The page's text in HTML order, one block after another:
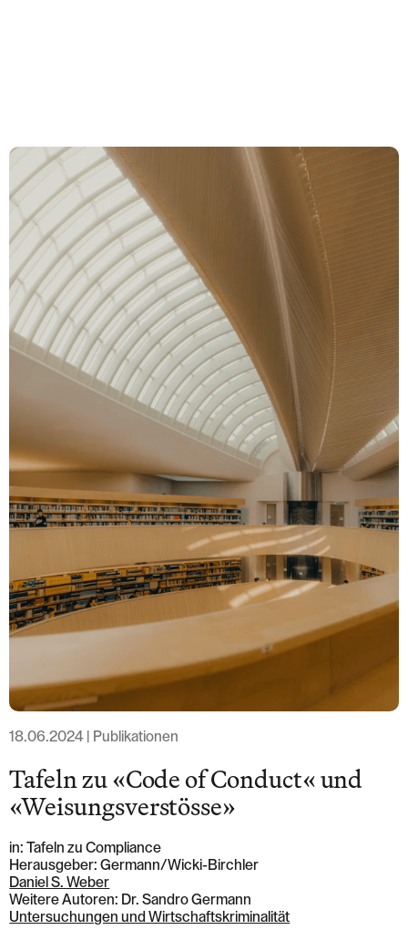
Team
News & Insights
About us
Career
Contact Zurich
Löwenstrasse 1
M: zh@barandun-law.ch
Contact Zug
Bahnhofstrasse 17
6300 Zug
T: +41 41 349 56 56
M: zg@barandun-law.ch
DATA PROTECTIONLINKEDIN
18.06.2024 | Publikationen
Tafeln zu «Code of Conduct« und
«Weisungsverstösse»
in: Tafeln zu Compliance
Herausgeber: Germann/Wicki-Birchler
Daniel S. Weber
Weitere Autoren: Dr. Sandro Germann
Untersuchungen und Wirtschaftskriminalität